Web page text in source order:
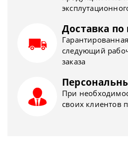
Доставка по
следующий
заказа
При
своих клиентов